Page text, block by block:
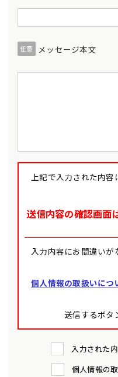
任意 メッセージ本文
上記で入力された内容
送信内容の確認画面
入力内容にお間違いが
個人情報の取扱いにつ
送信するボタ
入力された
個人情報の